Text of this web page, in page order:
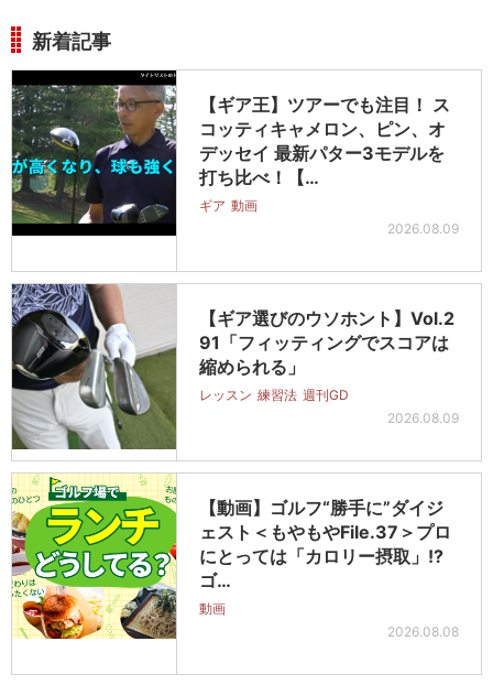
新着記事
【ギア王】ツアーでも注目！ ス
コッティキャメロン、ピン、オ
デッセイ 最新パター3モデルを
打ち比べ！【…
ギア 動画
2026.08.09
【ギア選びのウソホント】Vol.2
91「フィッティングでスコアは
縮められる」
レッスン 練習法 週刊GD
2026.08.09
【動画】ゴルフ“勝手に”ダイジ
ェスト＜もやもやFile.37＞プロ
にとっては「カロリー摂取」!?
ゴ…
動画
2026.08.08